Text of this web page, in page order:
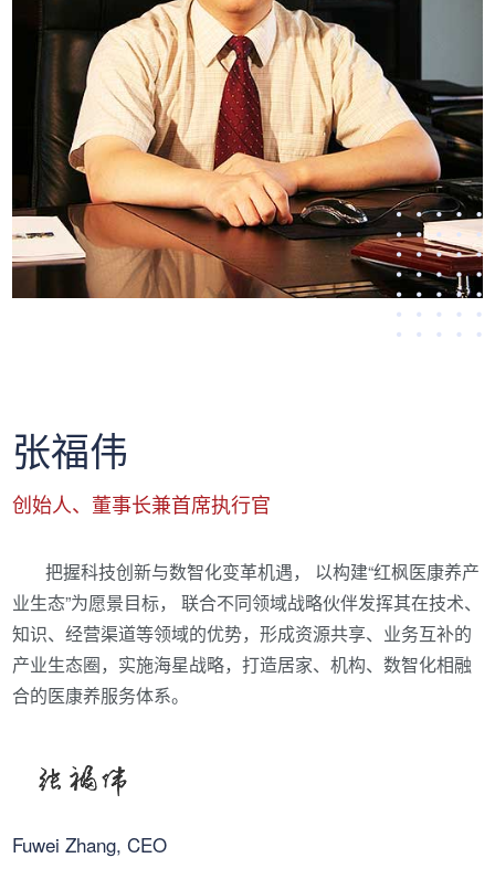
张福伟
创始人、董事长兼首席执行官
把握科技创新与数智化变革机遇， 以构建“红枫医康养产
业生态”为愿景目标， 联合不同领域战略伙伴发挥其在技术、
知识、经营渠道等领域的优势，形成资源共享、业务互补的
产业生态圈，实施海星战略，打造居家、机构、数智化相融
合的医康养服务体系。
Fuwei Zhang, CEO